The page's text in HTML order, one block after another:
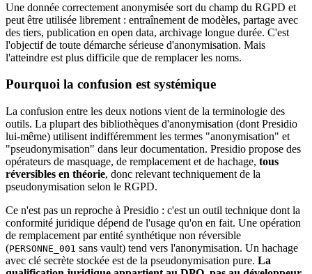
Une donnée correctement anonymisée sort du champ du RGPD et
peut être utilisée librement : entraînement de modèles, partage avec
des tiers, publication en open data, archivage longue durée. C'est
l'objectif de toute démarche sérieuse d'anonymisation. Mais
l'atteindre est plus difficile que de remplacer les noms.
Pourquoi la confusion est systémique
La confusion entre les deux notions vient de la terminologie des
outils. La plupart des bibliothèques d'anonymisation (dont Presidio
lui-même) utilisent indifféremment les termes "anonymisation" et
"pseudonymisation" dans leur documentation. Presidio propose des
opérateurs de masquage, de remplacement et de hachage, tous
réversibles en théorie, donc relevant techniquement de la
pseudonymisation selon le RGPD.
Ce n'est pas un reproche à Presidio : c'est un outil technique dont la
conformité juridique dépend de l'usage qu'on en fait. Une opération
de remplacement par entité synthétique non réversible
(PERSONNE_001 sans vault) tend vers l'anonymisation. Un hachage
avec clé secrète stockée est de la pseudonymisation pure. La